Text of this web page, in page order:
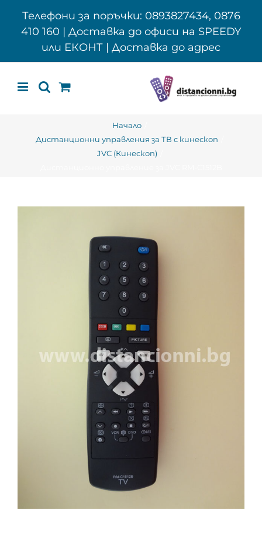
Телефони за поръчки: 0893827434, 0876
410 160 | Доставка до офиси на SPEEDY
или ЕКОНТ | Доставка до адрес
Начало
Дистанционни управления за ТВ с кинескоп
JVC (Кинескоп)